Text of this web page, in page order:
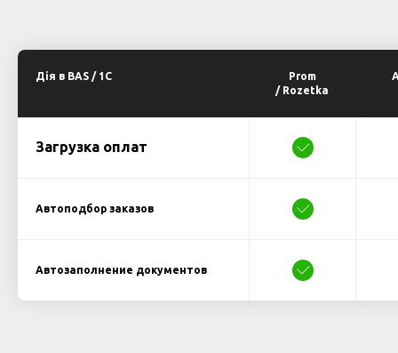
Дія в BAS / 1C
Prom
/ Rozetka
Загрузка оплат
Автоподбор заказов
Автозаполнение документов